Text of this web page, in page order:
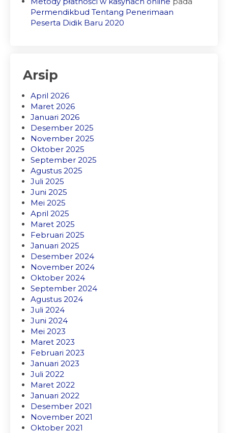
Permendikbud Tentang Penerimaan
Peserta Didik Baru 2020
Arsip
April 2026
Maret 2026
Januari 2026
Desember 2025
November 2025
Oktober 2025
September 2025
Agustus 2025
Juli 2025
Juni 2025
Mei 2025
April 2025
Maret 2025
Februari 2025
Januari 2025
Desember 2024
November 2024
Oktober 2024
September 2024
Agustus 2024
Juli 2024
Juni 2024
Mei 2023
Maret 2023
Februari 2023
Januari 2023
Juli 2022
Maret 2022
Januari 2022
Desember 2021
November 2021
Oktober 2021